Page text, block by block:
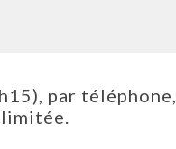
par téléphone,
limitée.